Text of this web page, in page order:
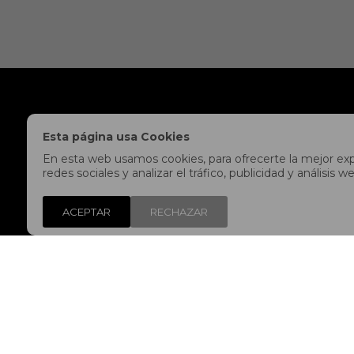
Esta página usa Cookies
En esta web usamos cookies, para ofrecerte la mejor
redes sociales y analizar el tráfico, publicidad y análisis
ACEPTAR RECHAZAR
Contacto
Libro de reclamaciones
Envíos y
Legales y